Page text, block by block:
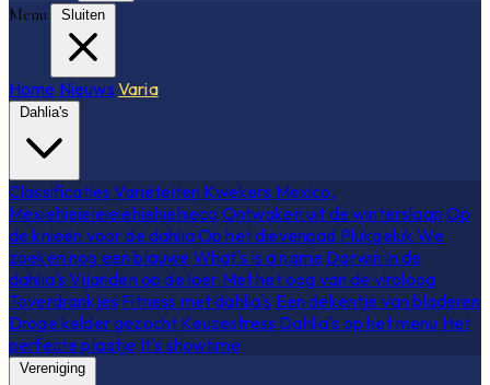
Menu Sluiten
Home Nieuws Varia
Dahlia's
Classificaties Variëteiten Kwekers Mexico,
Mexiehieieieieiehiehiehieco Ontwaken uit de winterslaap Op
de knieën voor de dahliaOp het dievenpad Plukgeluk We
zoeken nog een blauwe What's is a name Darwin in de
dahlia's Vijanden op de loer Met het oog van de viroloog
Toverdrankjes Fitness met dahlia's Een dekentje van bladeren
Droge kelder gezocht Keuzestress Dahlia's op het menu Het
perfecte plaatje It's showtime
Vereniging